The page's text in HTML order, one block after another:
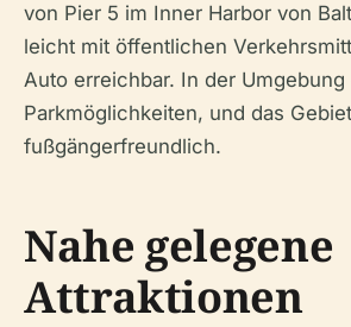
von Pier 5 im Inner Harbor von
leicht mit öffentlichen
Auto erreichbar. In der Umgebung
Parkmöglichkeiten, und das
fußgängerfreundlich.
Nahe gelegene
Attraktionen